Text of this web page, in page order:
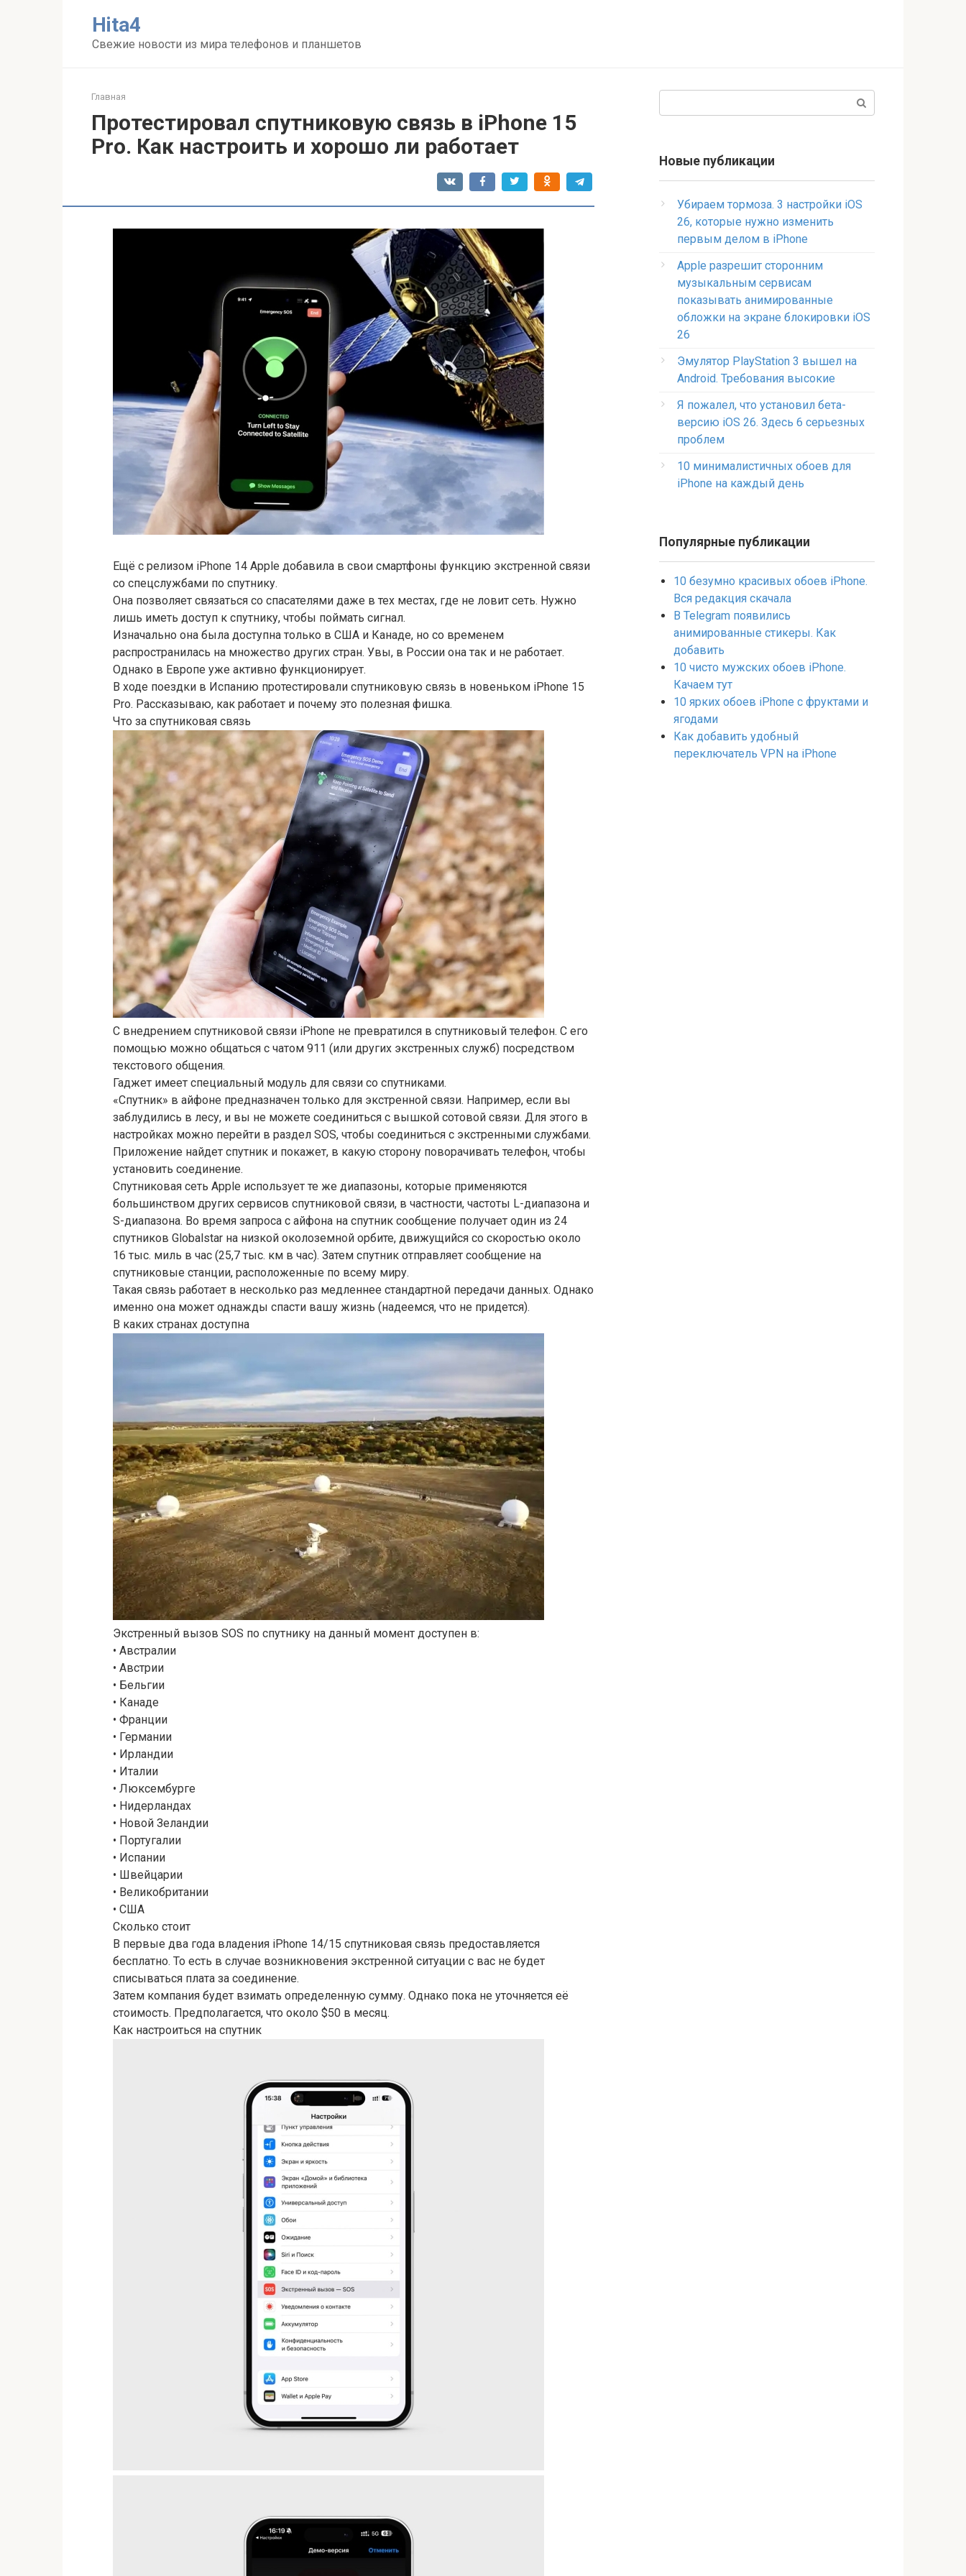
Нita4
Свежие новости из мира телефонов и планшетов
Главная
Протестировал спутниковую связь в iPhone 15
Pro. Как настроить и хорошо ли работает
Ещё с релизом iPhone 14 Apple добавила в свои смартфоны функцию экстренной связи
со спецслужбами по спутнику.
Она позволяет связаться со спасателями даже в тех местах, где не ловит сеть. Нужно
лишь иметь доступ к спутнику, чтобы поймать сигнал.
Изначально она была доступна только в США и Канаде, но со временем
распространилась на множество других стран. Увы, в России она так и не работает.
Однако в Европе уже активно функционирует.
В ходе поездки в Испанию протестировали спутниковую связь в новеньком iPhone 15
Pro. Рассказываю, как работает и почему это полезная фишка.
Что за спутниковая связь
С внедрением спутниковой связи iPhone не превратился в спутниковый телефон. С его
помощью можно общаться с чатом 911 (или других экстренных служб) посредством
текстового общения.
Гаджет имеет специальный модуль для связи со спутниками.
«Спутник» в айфоне предназначен только для экстренной связи. Например, если вы
заблудились в лесу, и вы не можете соединиться с вышкой сотовой связи. Для этого в
настройках можно перейти в раздел SOS, чтобы соединиться с экстренными службами.
Приложение найдет спутник и покажет, в какую сторону поворачивать телефон, чтобы
установить соединение.
Спутниковая сеть Apple использует те же диапазоны, которые применяются
большинством других сервисов спутниковой связи, в частности, частоты L-диапазона и
S-диапазона. Во время запроса с айфона на спутник сообщение получает один из 24
спутников Globalstar на низкой околоземной орбите, движущийся со скоростью около
16 тыс. миль в час (25,7 тыс. км в час). Затем спутник отправляет сообщение на
спутниковые станции, расположенные по всему миру.
Такая связь работает в несколько раз медленнее стандартной передачи данных. Однако
именно она может однажды спасти вашу жизнь (надеемся, что не придется).
В каких странах доступна
Экстренный вызов SOS по спутнику на данный момент доступен в:
• Австралии
• Австрии
• Бельгии
• Канаде
• Франции
• Германии
• Ирландии
• Италии
• Люксембурге
• Нидерландах
• Новой Зеландии
• Португалии
• Испании
• Швейцарии
• Великобритании
• США
Сколько стоит
В первые два года владения iPhone 14/15 спутниковая связь предоставляется
бесплатно. То есть в случае возникновения экстренной ситуации с вас не будет
списываться плата за соединение.
Затем компания будет взимать определенную сумму. Однако пока не уточняется её
стоимость. Предполагается, что около $50 в месяц.
Как настроиться на спутник
Новые публикации
Убираем тормоза. 3 настройки iOS
26, которые нужно изменить
первым делом в iPhone
Apple разрешит сторонним
музыкальным сервисам
показывать анимированные
обложки на экране блокировки iOS
26
Эмулятор PlayStation 3 вышел на
Android. Требования высокие
Я пожалел, что установил бета-
версию iOS 26. Здесь 6 серьезных
проблем
10 минималистичных обоев для
iPhone на каждый день
Популярные публикации
10 безумно красивых обоев iPhone.
Вся редакция скачала
В Telegram появились
анимированные стикеры. Как
добавить
10 чисто мужских обоев iPhone.
Качаем тут
10 ярких обоев iPhone с фруктами и
ягодами
Как добавить удобный
переключатель VPN на iPhone